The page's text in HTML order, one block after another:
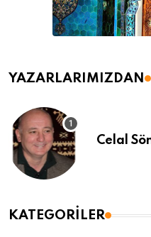
YAZARLARIMIZDAN
Celal
KATEGORILER